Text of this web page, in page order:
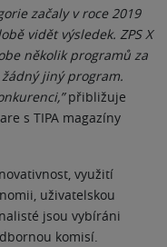
začaly v roce 2019
vidět výsledek. ZPS X
několik programů za
jiný program.
přibližuje
s TIPA magazíny
využití
uživatelskou
jsou vybíráni
komisí.